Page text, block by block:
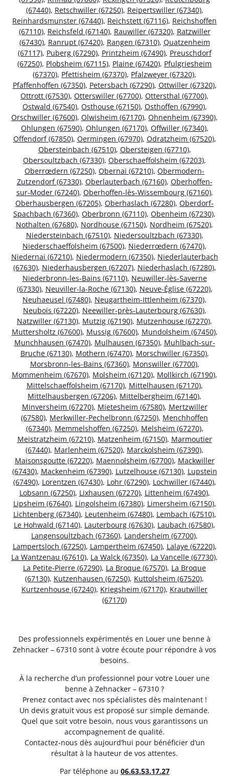
(67440), Retschwiller (67250), Reipertswiller (67340),
Reinhardsmunster (67440), Reichstett (67116), Reichshoffen
(67110), Reichsfeld (67140), Rauwiller (67320), Ratzwiller
(67430), Ranrupt (67420), Rangen (67310), Quatzenheim
(67117), Puberg (67290), Printzheim (67490), Preuschdorf
(67250), Plobsheim (67115), Plaine (67420), Pfulgriesheim
(67370), Pfettisheim (67370), Pfalzweyer (67320),
Pfaffenhoffen (67350), Petersbach (67290), Ottwiller (67320),
Ottrott (67530), Otterswiller (67700), Ottersthal (67700),
Ostwald (67540), Osthouse (67150), Osthoffen (67990),
Orschwiller (67600), Olwisheim (67170), Ohnenheim (67390),
Ohlungen (67590), Ohlungen (67170), Offwiller (67340),
Offendorf (67850), Oermingen (67970), Odratzheim (67520),
Obersteinbach (67510), Obersteigen (67710),
Obersoultzbach (67330), Oberschaeffolsheim (67203),
Oberrœdern (67250), Obernai (67210), Obermodern-
Zutzendorf (67330), Oberlauterbach (67160), Oberhoffen-
sur-Moder (67240), Oberhoffen-lès-Wissembourg (67160),
Oberhausbergen (67205), Oberhaslach (67280), Oberdorf-
Spachbach (67360), Oberbronn (67110), Obenheim (67230),
Nothalten (67680), Nordhouse (67150), Nordheim (67520),
Niedersteinbach (67510), Niedersoultzbach (67330),
Niederschaeffolsheim (67500), Niederrœdern (67470),
Niedernai (67210), Niedermodern (67350), Niederlauterbach
(67630), Niederhausbergen (67207), Niederhaslach (67280),
Niederbronn-les-Bains (67110), Neuwiller-lès-Saverne
(67330), Neuviller-la-Roche (67130), Neuve-Église (67220),
Neuhaeusel (67480), Neugartheim-Ittlenheim (67370),
Neubois (67220), Neewiller-près-Lauterbourg (67630),
Natzwiller (67130), Mutzig (67190), Mutzenhouse (67270),
Muttersholtz (67600), Mussig (67600), Mundolsheim (67450),
Munchhausen (67470), Mulhausen (67350), Muhlbach-sur-
Bruche (67130), Mothern (67470), Morschwiller (67350),
Morsbronn-les-Bains (67360), Monswiller (67700),
Mommenheim (67670), Molsheim (67120), Mollkirch (67190),
Mittelschaeffolsheim (67170), Mittelhausen (67170),
Mittelhausbergen (67206), Mittelbergheim (67140),
Minversheim (67270), Mietesheim (67580), Mertzwiller
(67580), Merkwiller-Pechelbronn (67250), Menchhoffen
(67340), Memmelshoffen (67250), Melsheim (67270),
Meistratzheim (67210), Matzenheim (67150), Marmoutier
(67440), Marlenheim (67520), Marckolsheim (67390),
Maisonsgoutte (67220), Maennolsheim (67700), Mackwiller
(67430), Mackenheim (67390), Lutzelhouse (67130), Lupstein
(67490), Lorentzen (67430), Lohr (67290), Lochwiller (67440),
Lobsann (67250), Lixhausen (67270), Littenheim (67490),
Lipsheim (67640), Lingolsheim (67380), Limersheim (67150),
Lichtenberg (67340), Leutenheim (67480), Lembach (67510),
Le Hohwald (67140), Lauterbourg (67630), Laubach (67580),
Langensoultzbach (67360), Landersheim (67700),
Lampertsloch (67250), Lampertheim (67450), Lalaye (67220),
La Wantzenau (67610), La Walck (67350), La Vancelle (67730),
La Petite-Pierre (67290), La Broque (67570), La Broque
(67130), Kutzenhausen (67250), Kuttolsheim (67520),
Kurtzenhouse (67240), Kriegsheim (67170), Krautwiller
(67170)
Des professionnels expérimentés en Louer une benne à
Zehnacker – 67310 sont à votre écoute pour répondre à vos
besoins.
À la recherche d’un professionnel pour votre Louer une
benne à Zehnacker – 67310 ?
Prenez contact avec nos spécialistes dès maintenant !
Un devis gratuit vous est proposé sur simple demande.
Quel que soit votre besoin, nous vous garantissons un
accompagnement de qualité.
Contactez-nous dès aujourd’hui pour bénéficier d’un
résultat à la hauteur de vos attentes.
Par téléphone au 06.63.53.17.27